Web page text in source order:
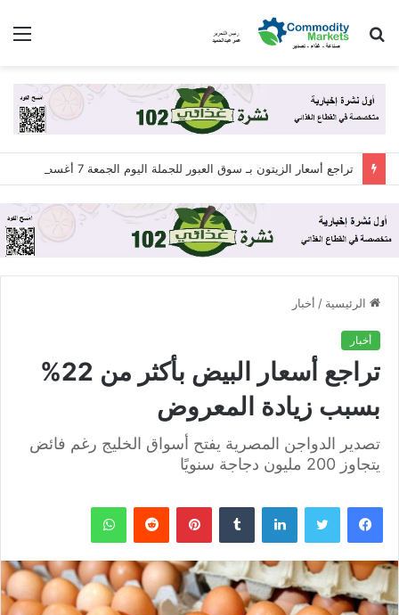
بحث
الرئيسية / أخبار
أخبار
تراجع أسعار البيض بأكثر من 22%
بسبب زيادة المعروض
تصدير الدواجن المصرية يفتح أسواق الخليج رغم فائض
يتجاوز 200 مليون دجاجة سنويًا
فيسبوك تويتر لينكدإن بينتيريست واتساب